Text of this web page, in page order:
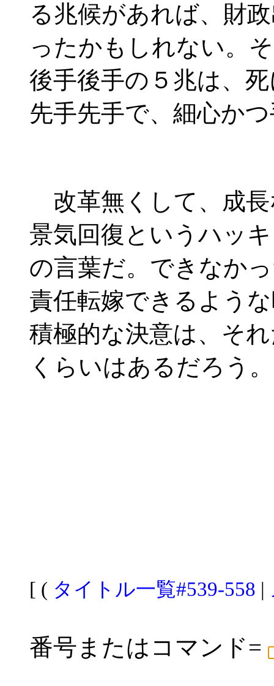
る兆候があれば、財
ったかもしれない。
後手後手の５兆は、
先手先手で、細心か
改革無くして、成長
景気回復というハッ
の言葉だ。できなか
責任転嫁できるよう
積極的な決意は、そ
くらいはあるだろう。
[ ( タイトル一覧#539-558 |
番号またはコマンド=